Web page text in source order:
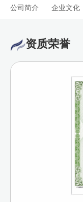
公司简介 企业文化
资质荣誉